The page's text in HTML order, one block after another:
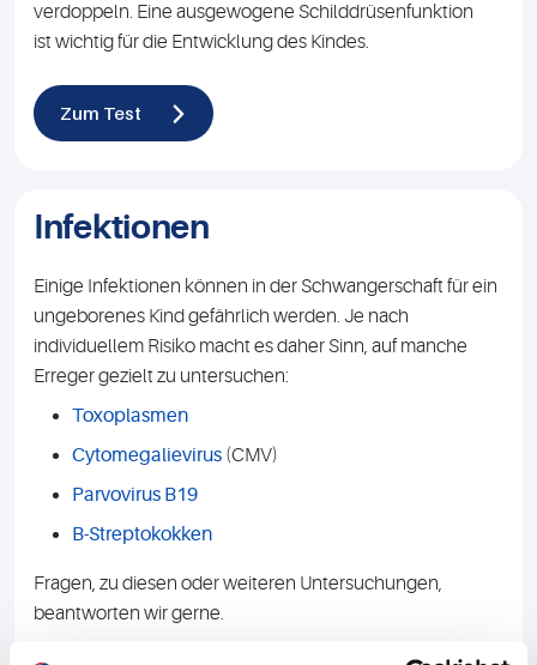
verdoppeln. Eine ausgewogene Schilddrüsenfunktion
ist wichtig für die Entwicklung des Kindes.
Zum Test
Infektionen
Einige Infektionen können in der Schwangerschaft für ein
ungeborenes Kind gefährlich werden. Je nach
individuellem Risiko macht es daher Sinn, auf manche
Erreger gezielt zu untersuchen:
Toxoplasmen
Cytomegalievirus (CMV)
Parvovirus B19
B-Streptokokken
Fragen, zu diesen oder weiteren Untersuchungen,
beantworten wir gerne.